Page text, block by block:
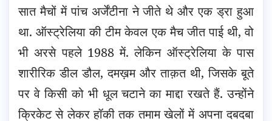
सात मैचों में पांच अर्जेंटीना ने जीते थे और एक ड्रा हुआ
था. ऑस्ट्रेलिया की टीम केवल एक मैच जीत पाई थी, वो
भी अरसे पहले 1988 में. लेकिन ऑस्ट्रेलिया के पास
शारीरिक डील डौल, दमख़म और ताक़त थी, जिसके बूते
पर वे किसी को भी धूल चटाने का माद्दा रखते हैं. उन्होंने
क्रिकेट से लेकर हॉकी तक तमाम खेलों में अपना दबदबा